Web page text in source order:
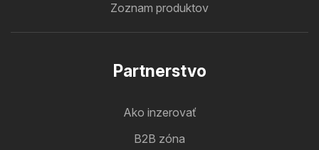
Zoznam produktov
Partnerstvo
Ako inzerovať
B2B zóna